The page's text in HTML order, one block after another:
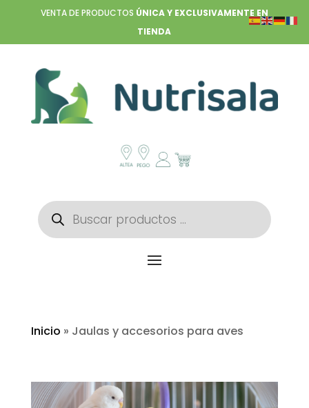
VENTA DE PRODUCTOS ÚNICA Y EXCLUSIVAMENTE EN
TIENDA
Búsqueda
de
productos
Inicio » Jaulas y accesorios para aves